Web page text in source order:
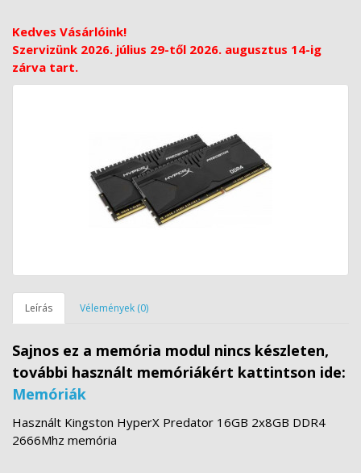
Kedves Vásárlóink!
Szervizünk 2026. július 29-től 2026. augusztus 14-ig
zárva tart.
Leírás Vélemények (0)
Sajnos ez a memória modul nincs készleten,
további használt memóriákért kattintson ide:
Memóriák
Használt Kingston HyperX Predator 16GB 2x8GB DDR4
2666Mhz memória